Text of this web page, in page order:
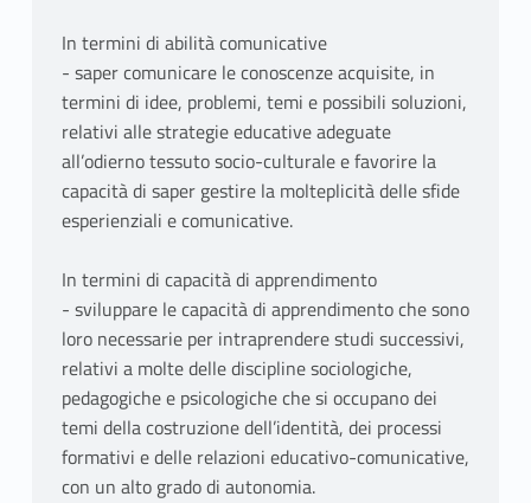
In termini di abilità comunicative
- saper comunicare le conoscenze acquisite, in
termini di idee, problemi, temi e possibili soluzioni,
relativi alle strategie educative adeguate
all’odierno tessuto socio-culturale e favorire la
capacità di saper gestire la molteplicità delle sfide
esperienziali e comunicative.
In termini di capacità di apprendimento
- sviluppare le capacità di apprendimento che sono
loro necessarie per intraprendere studi successivi,
relativi a molte delle discipline sociologiche,
pedagogiche e psicologiche che si occupano dei
temi della costruzione dell’identità, dei processi
formativi e delle relazioni educativo-comunicative,
con un alto grado di autonomia.